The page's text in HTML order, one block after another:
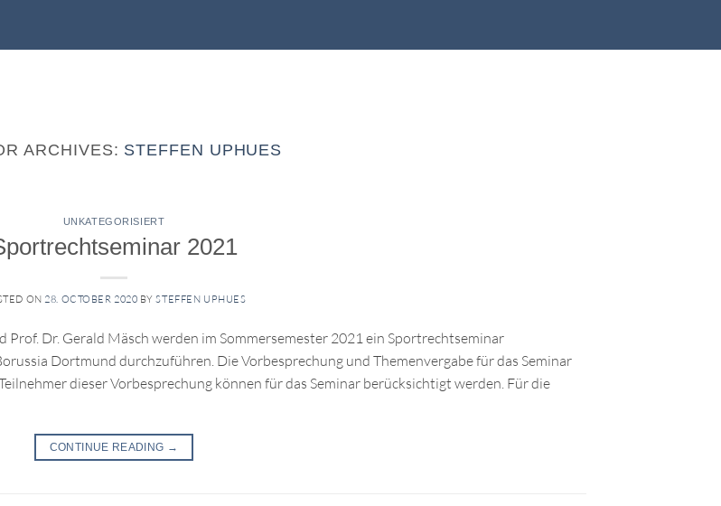
ARCHIVES: STEFFEN UPHUES
UNKATEGORISIERT
2021
ON 28. OCTOBER 2020 BYSTEFFEN UPHUES
Prof. Dr. Gerald Mäsch werden im Sommersemester 2021 ein Sportrechtseminar
Dortmund durchzuführen. Die Vorbesprechung und Themenvergabe für das Seminar
dieser Vorbesprechung können für das Seminar berücksichtigt werden. Für die
CONTINUE READING →